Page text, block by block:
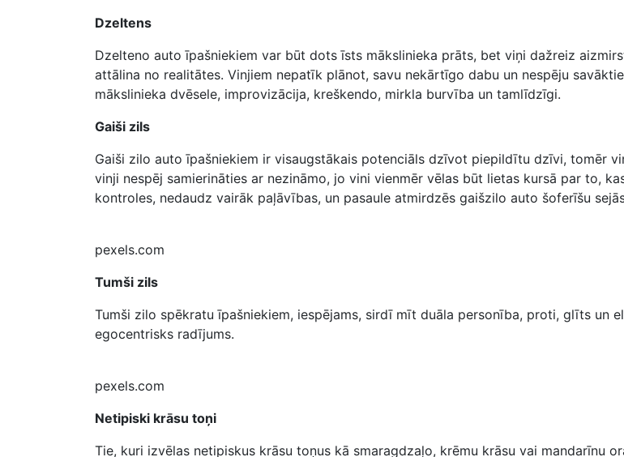
Dzeltens
Dzelteno auto īpašniekiem var būt dots īsts mākslinieka prāts, bet viņi dažreiz
attālina no realitātes. Vinjiem nepatīk plānot, savu nekārtīgo dabu un nespēju
mākslinieka dvēsele, improvizācija, kreškendo, mirkla burvība un tamlīdzīgi.
Gaiši zils
Gaiši zilo auto īpašniekiem ir visaugstākais potenciāls dzīvot piepildītu dzīvi, tomēr
vinji nespēj samierināties ar nezināmo, jo vini vienmēr vēlas būt lietas kursā par to,
kontroles, nedaudz vairāk paļāvības, un pasaule atmirdzēs gaišzilo auto šoferīšu
pexels.com
Tumši zils
Tumši zilo spēkratu īpašniekiem, iespējams, sirdī mīt duāla personība, proti, glīts un
egocentrisks radījums.
pexels.com
Netipiski krāsu toņi
Tie, kuri izvēlas netipiskus krāsu toņus kā smaragdzaļo, krēmu krāsu vai mandarīnu